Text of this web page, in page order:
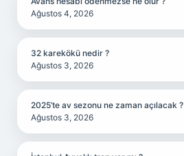
Ağustos 4, 2026
32 karekökü nedir ?
Ağustos 3, 2026
2025’te av sezonu ne zaman açılacak ?
Ağustos 3, 2026